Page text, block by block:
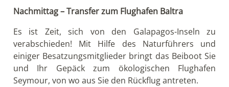
Nachmittag – Transfer zum Flughafen Baltra
Es ist Zeit, sich von den Galapagos-Inseln zu
verabschieden! Mit Hilfe des Naturführers und
einiger Besatzungsmitglieder bringt das Beiboot Sie
und Ihr Gepäck zum ökologischen Flughafen
Seymour, von wo aus Sie den Rückflug antreten.